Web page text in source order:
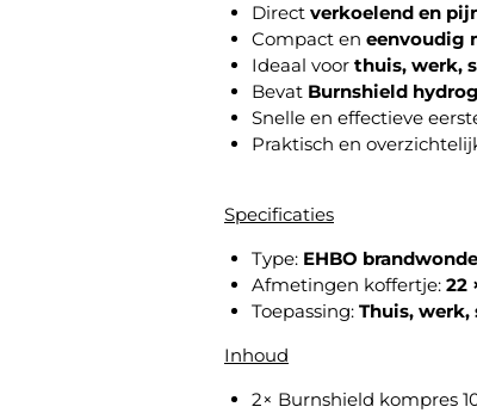
Direct verkoelend en
Compact en eenvoudig
Ideaal voor thuis, werk,
Bevat Burnshield
Snelle en effectieve
Praktisch en
Specificaties
Type: EHBO
Afmetingen koffertje: 22
Toepassing: Thuis,
Inhoud
2× Burnshield kompres